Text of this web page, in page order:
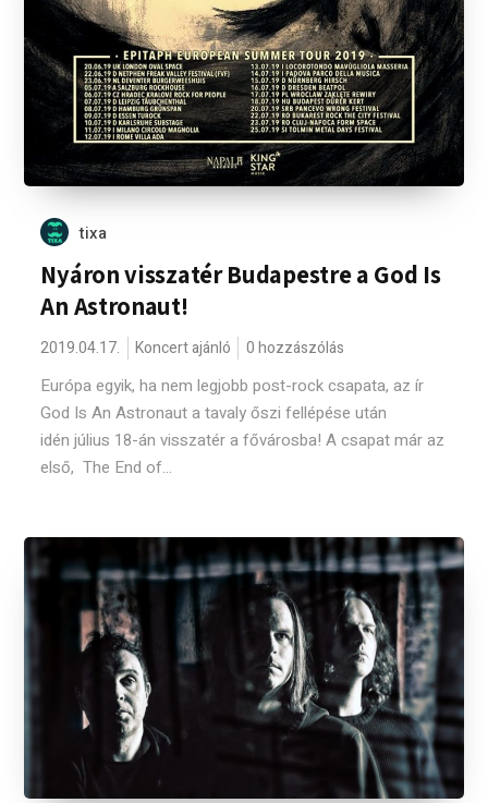
tixa
Nyáron visszatér Budapestre a God Is
An Astronaut!
2019.04.17. Koncert ajánló 0 hozzászólás
Európa egyik, ha nem legjobb post-rock csapata, az ír
God Is An Astronaut a tavaly őszi fellépése után
idén július 18-án visszatér a fővárosba! A csapat már az
első, The End of...